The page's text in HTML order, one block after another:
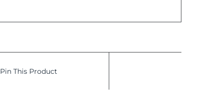
Pin This Product